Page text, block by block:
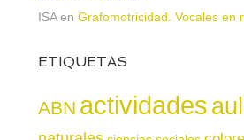
ISAen Grafomotricidad. Vocales en
ETIQUETAS
ABN actividades